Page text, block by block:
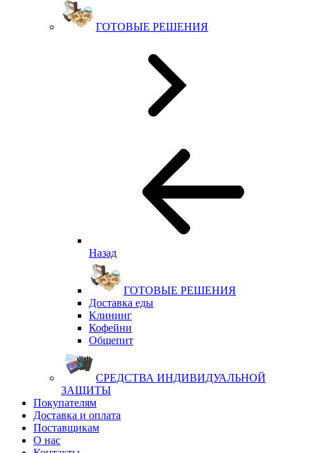
ГОТОВЫЕ РЕШЕНИЯ
Назад
ГОТОВЫЕ РЕШЕНИЯ
Доставка еды
Клининг
Кофейни
Общепит
СРЕДСТВА ИНДИВИДУАЛЬНОЙ
ЗАЩИТЫ
Покупателям
Доставка и оплата
Поставщикам
О нас